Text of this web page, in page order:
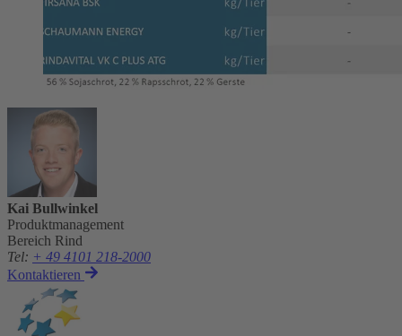
Kai Bullwinkel
Produktmanagement
Bereich Rind
Tel: + 49 4101 218-2000
Kontaktieren